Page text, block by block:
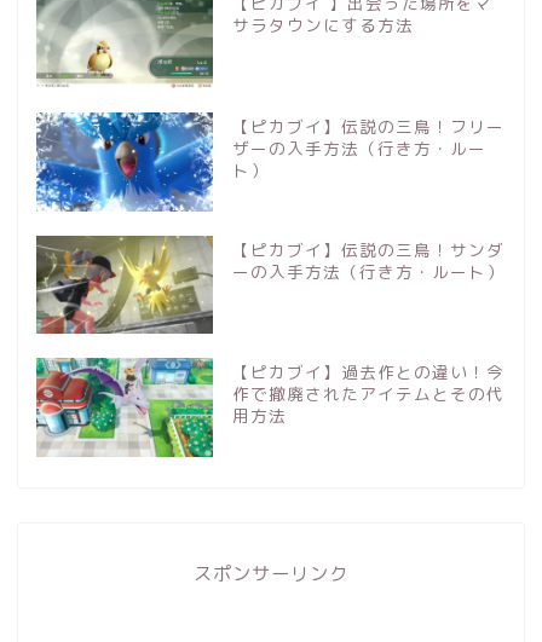
サラタウンにする方法
【ピカブイ】伝説の三鳥！フリー
ザーの入手方法（行き方・ルー
ト）
【ピカブイ】伝説の三鳥！サンダ
ーの入手方法（行き方・ルート）
【ピカブイ】過去作との違い！今
作で撤廃されたアイテムとその代
用方法
スポンサーリンク